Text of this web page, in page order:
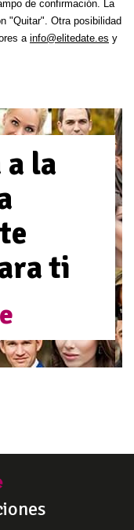
de confirmación. La
"Quitar". Otra posibilidad
a info@elitedate.es y
la
ti